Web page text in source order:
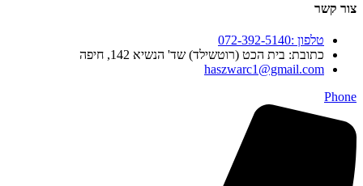
צור קשר
טלפון :072-392-5140
כתובת: בית הכט (רוטשילד) שד' הנשיא 142, חיפה
haszwarc1@gmail.com
Phone